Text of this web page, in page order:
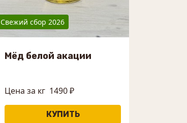
Свежий сбор 2026
Мёд белой акации
Цена за кг 1490 ₽